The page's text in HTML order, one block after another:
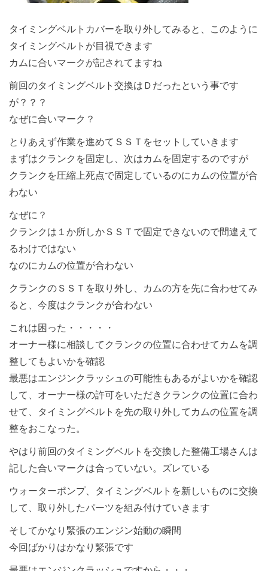
タイミングベルトカバーを取り外してみると、このように
タイミングベルトが目視できます
カムに合いマークが記されてますね
前回のタイミングベルト交換はＤだったという事です
が？？？
なぜに合いマーク？
とりあえず作業を進めてＳＳＴをセットしていきます
まずはクランクを固定し、次はカムを固定するのですが
クランクを圧縮上死点で固定しているのにカムの位置が合
わない
なぜに？
クランクは１か所しかＳＳＴで固定できないので間違えて
るわけではない
なのにカムの位置が合わない
クランクのＳＳＴを取り外し、カムの方を先に合わせてみ
ると、今度はクランクが合わない
これは困った・・・・・
オーナー様に相談してクランクの位置に合わせてカムを調
整してもよいかを確認
最悪はエンジンクラッシュの可能性もあるがよいかを確認
して、オーナー様の許可をいただきクランクの位置に合わ
せて、タイミングベルトを先の取り外してカムの位置を調
整をおこなった。
やはり前回のタイミングベルトを交換した整備工場さんは
記した合いマークは合っていない。ズレている
ウォーターポンプ、タイミングベルトを新しいものに交換
して、取り外したパーツを組み付けていきます
そしてかなり緊張のエンジン始動の瞬間
今回ばかりはかなり緊張です